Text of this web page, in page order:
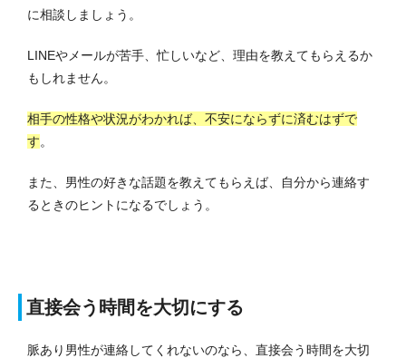
に相談しましょう。
LINEやメールが苦手、忙しいなど、理由を教えてもらえるか
もしれません。
相手の性格や状況がわかれば、不安にならずに済むはずで
す。
また、男性の好きな話題を教えてもらえば、自分から連絡す
るときのヒントになるでしょう。
直接会う時間を大切にする
脈あり男性が連絡してくれないのなら、直接会う時間を大切